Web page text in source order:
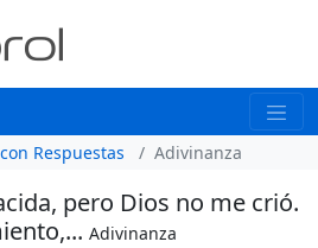
Respuestas Adivinanza
pero Dios no me crió.
Adivinanza